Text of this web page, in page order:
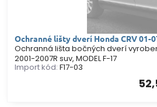
Ochranné lišty dverí Honda CRV 01-
Ochranná lišta bočných dverí
2001-2007R suv, MODEL F-17
Import kód: F17-03